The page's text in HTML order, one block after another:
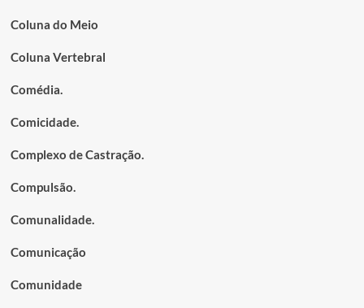
Coluna do Meio
Coluna Vertebral
Comédia.
Comicidade.
Complexo de Castração.
Compulsão.
Comunalidade.
Comunicação
Comunidade